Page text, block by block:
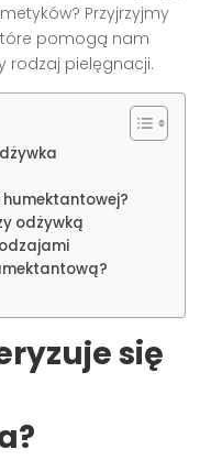
Przyjrzyjmy
pomogą nam
rodzaj pielęgnacji.
odżywką
się